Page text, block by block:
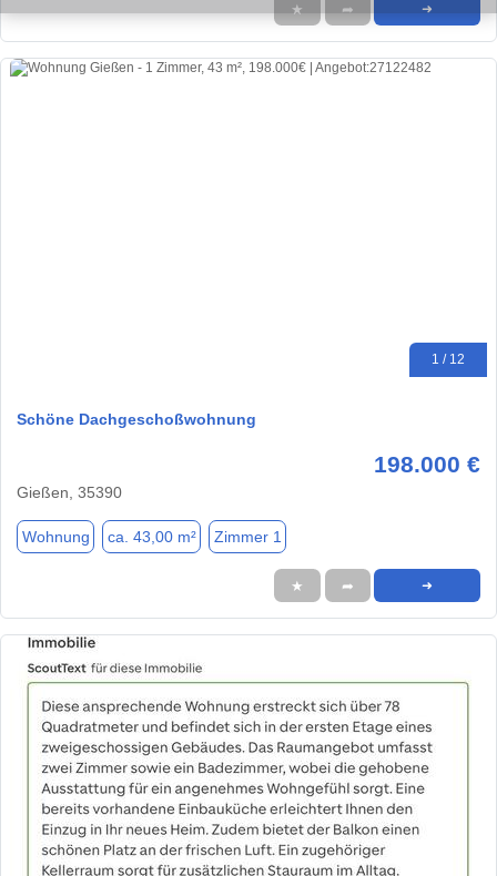
★ ➦ ➜
1 / 12
Schöne Dachgeschoßwohnung
198.000 €
Gießen, 35390
Wohnung ca. 43,00 m² Zimmer 1
★ ➦ ➜